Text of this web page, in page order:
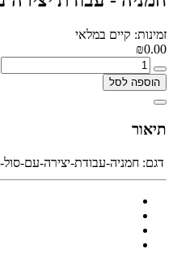
זמינות: קיים במלאי
₪0.00
הוספה לסל
תיאור
דגם: חמניה-עבודת-יצירה-עם-סול-